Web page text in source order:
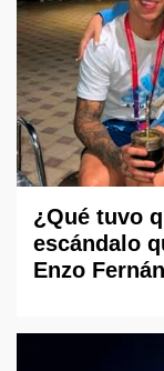
¿Qué tuvo
escándalo
Enzo